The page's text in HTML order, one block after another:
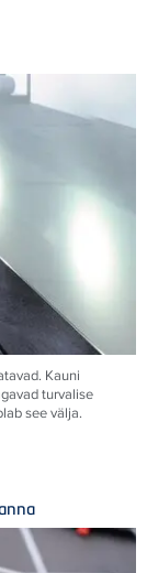
Kauni
turvalise
see välja.